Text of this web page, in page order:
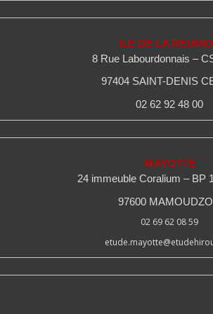
ILE DE LA
8 Rue Labourdonnais –
97404 SAINT-DENIS
02 62 92 48 00
MAYOTTE
24 immeuble Coralium – BP
97600
02 69 62 08 59